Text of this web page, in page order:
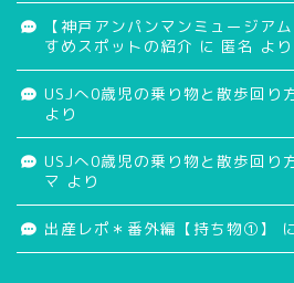
【神戸アンパンマンミュージア
すめスポットの紹介 に 匿名 より
USJへ0歳児の乗り物と散歩回り
より
USJへ0歳児の乗り物と散歩回り
マ より
出産レポ＊番外編【持ち物①】 に